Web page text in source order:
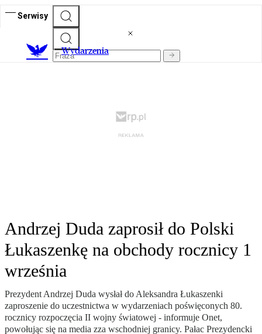
Serwisy
Wydarzenia
Andrzej Duda zaprosił do Polski
Łukaszenkę na obchody rocznicy 1
września
Prezydent Andrzej Duda wysłał do Aleksandra Łukaszenki
zaproszenie do uczestnictwa w wydarzeniach poświęconych 80.
rocznicy rozpoczęcia II wojny światowej - informuje Onet,
powołując się na media zza wschodniej granicy. Pałac Prezydencki